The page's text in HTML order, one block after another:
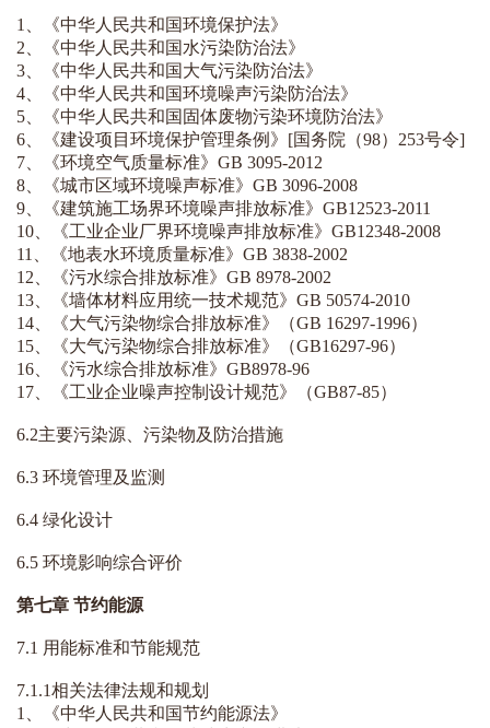
1、《中华人民共和国环境保护法》
2、《中华人民共和国水污染防治法》
3、《中华人民共和国大气污染防治法》
4、《中华人民共和国环境噪声污染防治法》
5、《中华人民共和国固体废物污染环境防治法》
6、《建设项目环境保护管理条例》[国务院（98）253号令]
7、《环境空气质量标准》GB 3095-2012
8、《城市区域环境噪声标准》GB 3096-2008
9、《建筑施工场界环境噪声排放标准》GB12523-2011
10、《工业企业厂界环境噪声排放标准》GB12348-2008
11、《地表水环境质量标准》GB 3838-2002
12、《污水综合排放标准》GB 8978-2002
13、《墙体材料应用统一技术规范》GB 50574-2010
14、《大气污染物综合排放标准》（GB 16297-1996）
15、《大气污染物综合排放标准》（GB16297-96）
16、《污水综合排放标准》GB8978-96
17、《工业企业噪声控制设计规范》（GB87-85）
6.2主要污染源、污染物及防治措施
6.3 环境管理及监测
6.4 绿化设计
6.5 环境影响综合评价
第七章 节约能源
7.1 用能标准和节能规范
7.1.1相关法律法规和规划
1、《中华人民共和国节约能源法》